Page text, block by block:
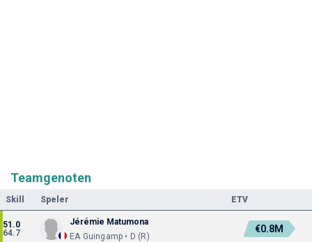
Teamgenoten
Skill Speler ETV
51.0
64.7
Jérémie Matumona
EA Guingamp • D (R)
€0.8M